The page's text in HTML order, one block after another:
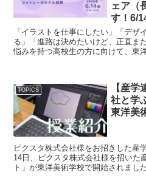
ェア（
す！6/
「イラストを仕事にしたい」「デ
る」「進路は決めたいけど、正直まだ迷って
悩みを持つ高校生の方に向けて、東
TOPICS
【産
社と学
東洋美
ピクスタ株式会社様をお招きした産学連携
14日、ピクスタ株式会社様を招いた
ト」が東洋美術学校で開始されました！ イラストレーション